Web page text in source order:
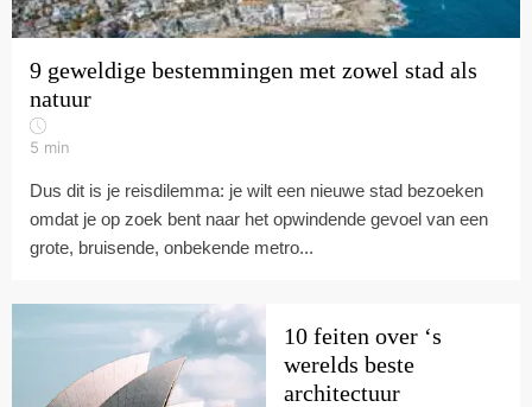
9 geweldige bestemmingen met zowel stad als
natuur
5 min
Dus dit is je reisdilemma: je wilt een nieuwe stad bezoeken
omdat je op zoek bent naar het opwindende gevoel van een
grote, bruisende, onbekende metro...
10 feiten over ‘s
werelds beste
architectuur